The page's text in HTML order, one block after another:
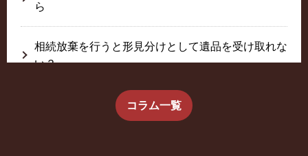
ら
相続放棄を行うと形見分けとして遺品を受け取れな
い？
生前に相続放棄すると約束した念書は有効か？
コラム一覧